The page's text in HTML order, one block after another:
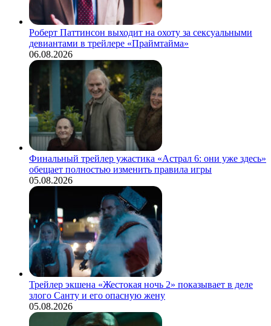
Роберт Паттинсон выходит на охоту за сексуальными
девиантами в трейлере «Праймтайма»
06.08.2026
Финальный трейлер ужастика «Астрал 6: они уже здесь»
обещает полностью изменить правила игры
05.08.2026
Трейлер экшена «Жестокая ночь 2» показывает в деле
злого Санту и его опасную жену
05.08.2026